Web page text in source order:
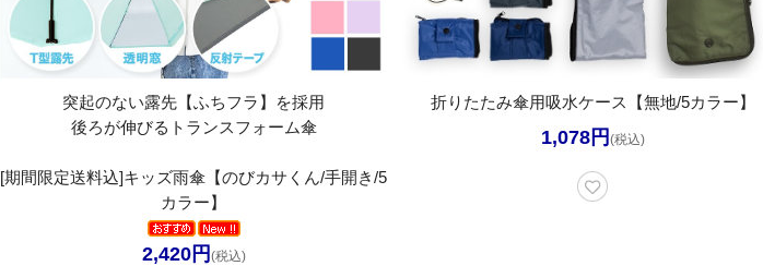
突起のない露先【ふちフラ】を採用
後ろが伸びるトランスフォーム傘
[期間限定送料込]キッズ雨傘【のびカサくん/手開き/5
カラー】
2,420円 (税込)
折りたたみ傘用吸水ケース【無地/5カラー】
1,078円 (税込)